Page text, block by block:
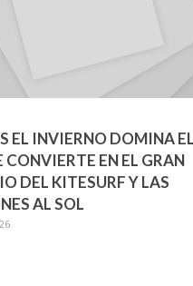
EL INVIERNO DOMINA
CONVIERTE EN EL GRAN
DEL KITESURF Y LAS
AL SOL